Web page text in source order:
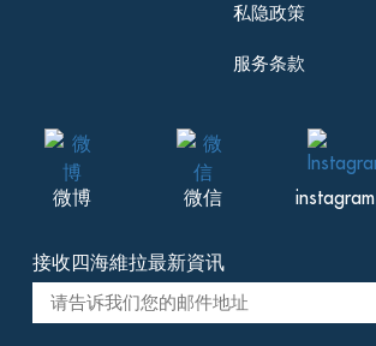
私隐政策
服务条款
微博 微信 instagram
接收四海維拉最新資讯